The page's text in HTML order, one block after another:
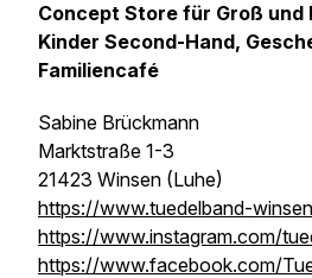
Concept Store für Groß und
Kinder Second-Hand,
Familiencafé
Sabine Brückmann
Marktstraße 1-3
21423 Winsen (Luhe)
https://www.tuedelband-
https://www.instagram.com/
https://www.facebook.com/